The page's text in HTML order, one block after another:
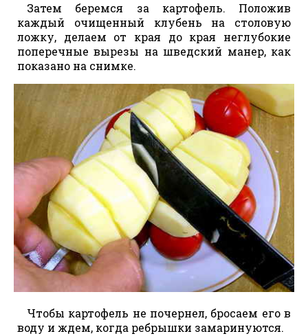
Затем беремся за картофель. Положив
каждый очищенный клубень на столовую
ложку, делаем от края до края неглубокие
поперечные вырезы на шведский манер, как
показано на снимке.
Чтобы картофель не почернел, бросаем его в
воду и ждем, когда ребрышки замаринуются.